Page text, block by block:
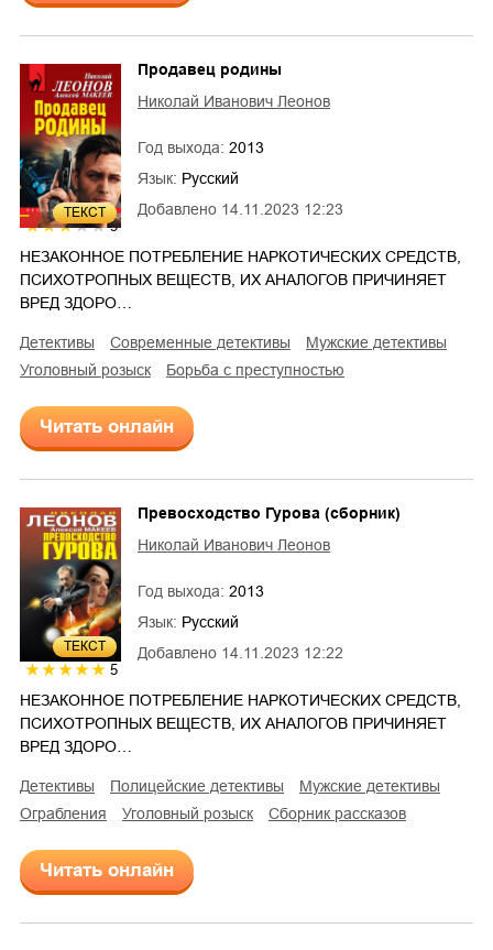
ТЕКСТ
3
Добавлено 14.11.2023 12:23
Продавец родины
Николай Иванович Леонов
Год выхода: 2013
Язык: Русский
НЕЗАКОННОЕ ПОТРЕБЛЕНИЕ НАРКОТИЧЕСКИХ СРЕДСТВ,
ПСИХОТРОПНЫХ ВЕЩЕСТВ, ИХ АНАЛОГОВ ПРИЧИНЯЕТ
ВРЕД ЗДОРО…
детективы современные детективы
мужские детективы
уголовный розыск
борьба с преступностью
Читать онлайн
ТЕКСТ
5
Добавлено 14.11.2023 12:22
Превосходство Гурова (сборник)
Николай Иванович Леонов
Год выхода: 2013
Язык: Русский
НЕЗАКОННОЕ ПОТРЕБЛЕНИЕ НАРКОТИЧЕСКИХ СРЕДСТВ,
ПСИХОТРОПНЫХ ВЕЩЕСТВ, ИХ АНАЛОГОВ ПРИЧИНЯЕТ
ВРЕД ЗДОРО…
детективы полицейские детективы
мужские детективы
ограбления
уголовный розыск сборник рассказов
Читать онлайн